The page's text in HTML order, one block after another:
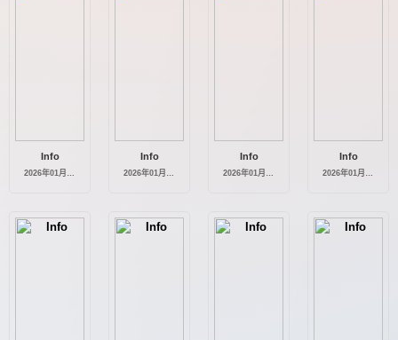
Info
2026年01月31日
Info
2026年01月30日
Info
2026年01月29日
Info
2026年01月28日